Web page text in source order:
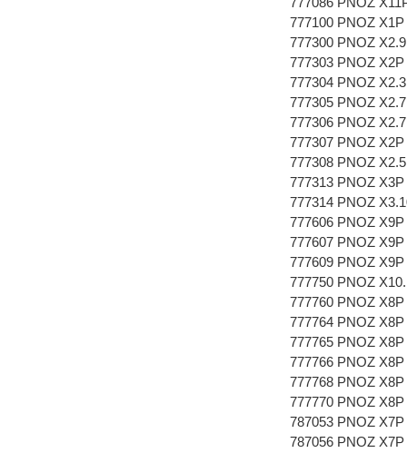
777100 PNOZ
777300 PNOZ
777303 PNOZ
777304 PNOZ
777305 PNOZ
777306 PNOZ
777307 PNOZ
777308 PNOZ
777313 PNOZ
777314 PNOZ
777606 PNOZ
777607 PNOZ
777609 PNOZ
777750 PNOZ
777760 PNOZ
777764 PNOZ
777765 PNOZ
777766 PNOZ
777768 PNOZ
777770 PNOZ
787053 PNOZ
787056 PNOZ